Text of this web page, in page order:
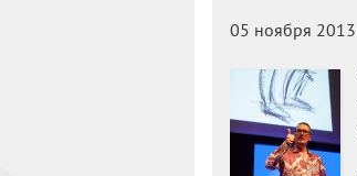
05 ноября 2013